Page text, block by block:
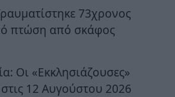
73χρονος
πτώση από σκάφος
Οι «Εκκλησιάζουσες»
12 Αυγούστου 2026